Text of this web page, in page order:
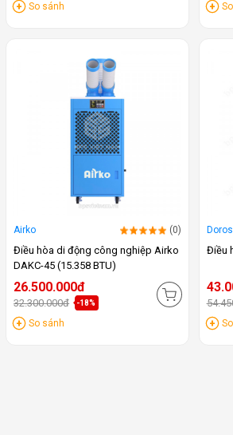
So sánh
Airko (0)
Điều hòa di động công nghiệp Airko
DAKC-45 (15.358 BTU)
26.500.000đ
32.300.000đ -18%
So sánh
Điều